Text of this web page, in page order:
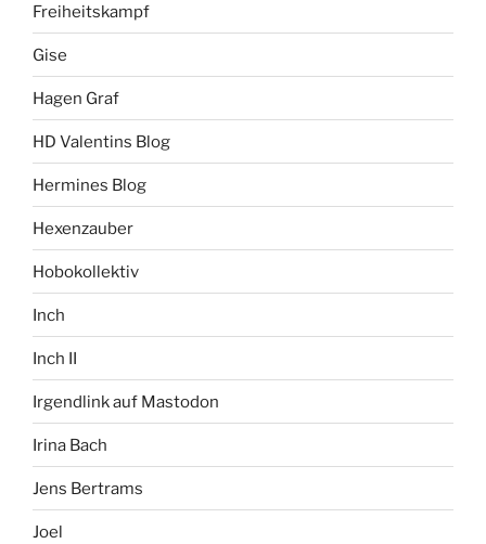
Freiheitskampf
Gise
Hagen Graf
HD Valentins Blog
Hermines Blog
Hexenzauber
Hobokollektiv
Inch
Inch II
Irgendlink auf Mastodon
Irina Bach
Jens Bertrams
Joel